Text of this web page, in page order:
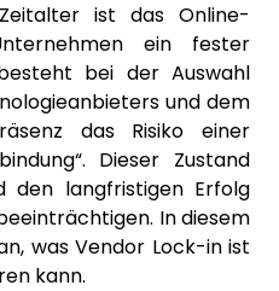
ist das Online-
ein fester
bei der Auswahl
und dem
das Risiko einer
Dieser Zustand
den langfristigen Erfolg
In diesem
was Vendor Lock-in ist
kann.